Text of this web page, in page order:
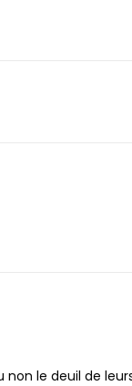
non le deuil de